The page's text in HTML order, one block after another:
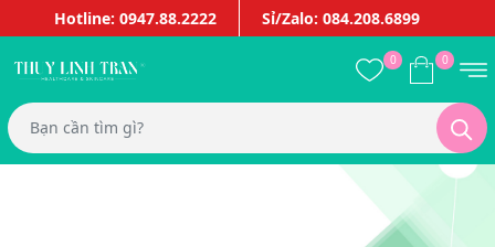
Hotline: 0947.88.2222 Sỉ/Zalo: 084.208.6899
0 0